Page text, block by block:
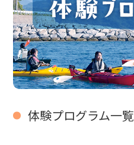
体験プログラム一覧